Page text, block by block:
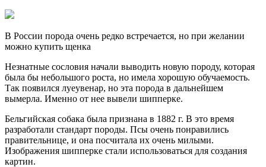
В России порода очень редко встречается, но при желании
можно купить щенка
Незнатные сословия начали выводить новую породу, которая
была бы небольшого роста, но имела хорошую обучаемость.
Так появился луеувенар, но эта порода в дальнейшем
вымерла. Именно от нее вывели шипперке.
Бельгийская собака была признана в 1882 г. В это время
разработали стандарт породы. Псы очень понравились
правительнице, и она посчитала их очень милыми.
Изображения шипперке стали использоваться для создания
картин.